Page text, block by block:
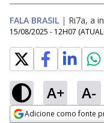
FALA BRASIL | Ri7a, a
15/08/2025 - 12H07
A+ A-
Adicione como fonte